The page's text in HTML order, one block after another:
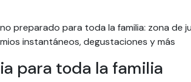
preparado para toda la familia: zona de
instantáneos, degustaciones y más
para toda la familia